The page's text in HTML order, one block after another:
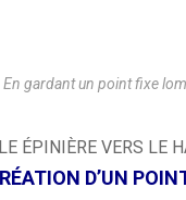
En gardant un point fixe
ÉPINIÈRE VERS LE
D’UN